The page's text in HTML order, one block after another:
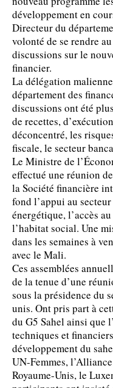
développement en
Directeur du
volonté de se rendre
discussions sur le
financier.
La délégation
département des
discussions ont été
de recettes,
déconcentré, les
fiscale, le secteur
Le Ministre de
effectué une réunion
la Société financière
fond l’appui au
énergétique, l’accès
l’habitat social. Une
dans les semaines à
avec le Mali.
Ces assemblées
de la tenue d’une
sous la présidence du
unis. Ont pris part à
du G5 Sahel ainsi que
techniques et
développement du
UN-Femmes,
Royaume-Unis, le